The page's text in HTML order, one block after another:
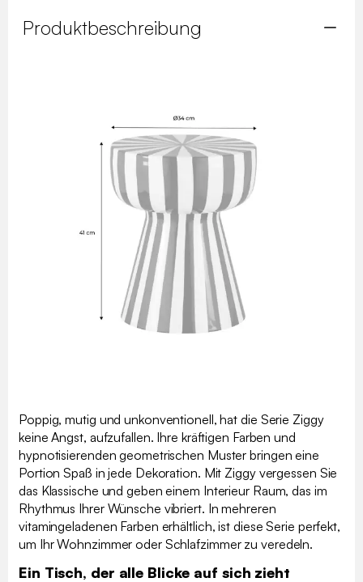
Produktbeschreibung
Poppig, mutig und unkonventionell, hat die Serie Ziggy
keine Angst, aufzufallen. Ihre kräftigen Farben und
hypnotisierenden geometrischen Muster bringen eine
Portion Spaß in jede Dekoration. Mit Ziggy vergessen Sie
das Klassische und geben einem Interieur Raum, das im
Rhythmus Ihrer Wünsche vibriert. In mehreren
vitamingeladenen Farben erhältlich, ist diese Serie perfekt,
um Ihr Wohnzimmer oder Schlafzimmer zu veredeln.
Ein Tisch, der alle Blicke auf sich zieht